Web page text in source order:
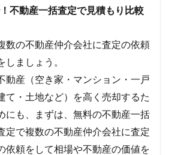
不動産一括査定で見積もり比較
数の不動産仲介会社に査定の依頼
しましょう。
動産（空き家・マンション・一戸
て・土地など）を高く売却するた
にも、まずは、無料の不動産一括
定で複数の不動産仲介会社に査定
依頼をして相場や不動産の価値を